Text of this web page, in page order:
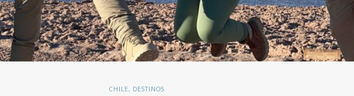
CHILE, DESTINOS